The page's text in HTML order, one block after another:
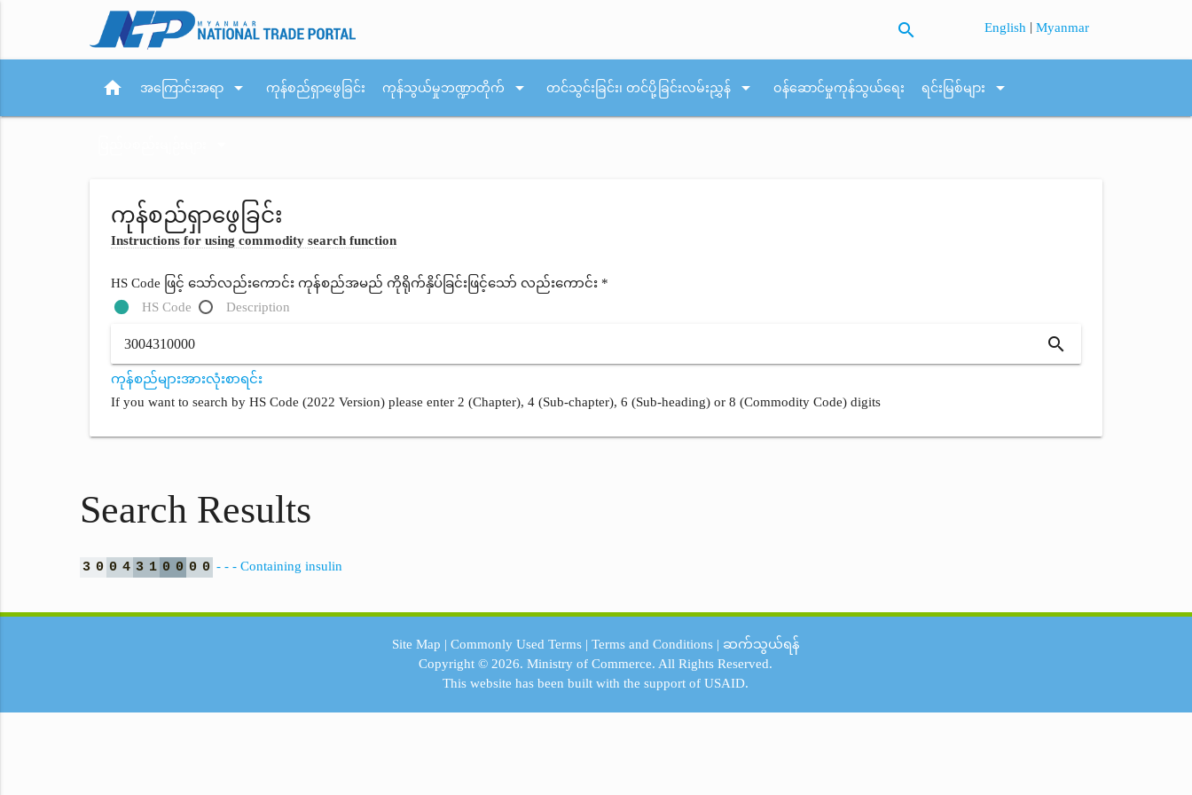
search English |Myanmar
home အကြောင်းအရာ arrow_drop_down ကုန်စည်ရှာဖွေခြင်း ကုန်သွယ်မှုဘဏ္ဍာတိုက် arrow_drop_down တင်သွင်းခြင်း၊ တင်ပို့ခြင်းလမ်းညွှန် arrow_drop_down ဝန်ဆောင်မှုကုန်သွယ်ရေး ရင်းမြစ်များ arrow_drop_down
ကုန်စည်ရှာဖွေခြင်း
Instructions for using commodity search function
HS Code ဖြင့် သော်လည်းကောင်း ကုန်စည်အမည် ကိုရိုက်နှိပ်ခြင်းဖြင့်သော် လည်းကောင်း *
HS Code
Description
search
ကုန်စည်များအားလုံးစာရင်း
If you want to search by HS Code (2022 Version) please enter 2 (Chapter), 4 (Sub-chapter), 6 (Sub-heading) or 8 (Commodity Code) digits
Search Results
3 0 0 4 3 1 0 0 0 0 - - - Containing insulin
Site Map | Commonly Used Terms| Terms and Conditions| ဆက်သွယ်ရန်
Copyright © 2026.Ministry of Commerce. All Rights Reserved.
This website has been built with the support ofUSAID.